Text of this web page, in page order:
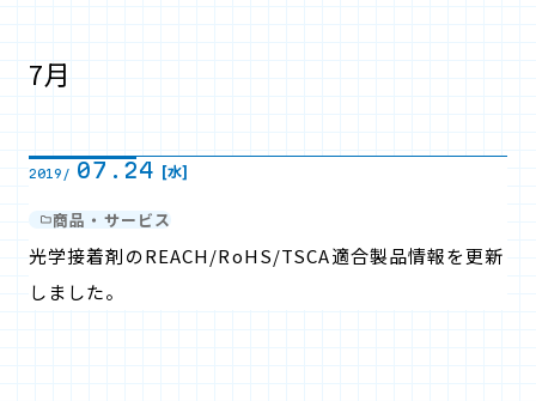
7月
2019/ 07.24 [水]
商品・サービス
光学接着剤のREACH/RoHS/TSCA適合製品情報を更新
しました。